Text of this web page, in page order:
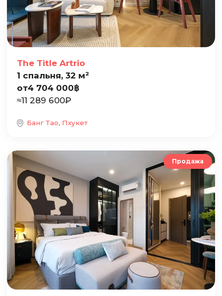
The Title Artrio
1 спальня, 32 м²
от4 704 000฿
≈11 289 600₽
Банг Тао, Пхукет
Продажа